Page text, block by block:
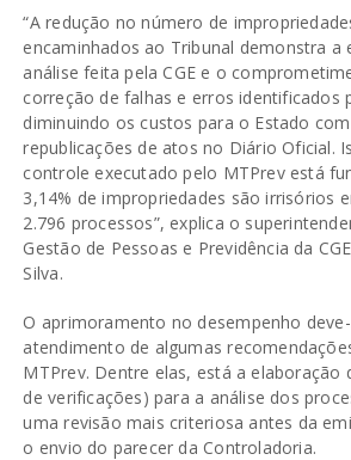
“A redução no número de
encaminhados ao Tribunal demonstra a
análise feita pela CGE e o
correção de falhas e erros identificados
diminuindo os custos para o Estado
republicações de atos no Diário Oficial.
controle executado pelo MTPrev está
3,14% de impropriedades são irrisórios
2.796 processos”, explica o
Gestão de Pessoas e Previdência da
Silva.
O aprimoramento no desempenho
atendimento de algumas
MTPrev. Dentre elas, está a elaboração
de verificações) para a análise dos
uma revisão mais criteriosa antes da
o envio do parecer da Controladoria.